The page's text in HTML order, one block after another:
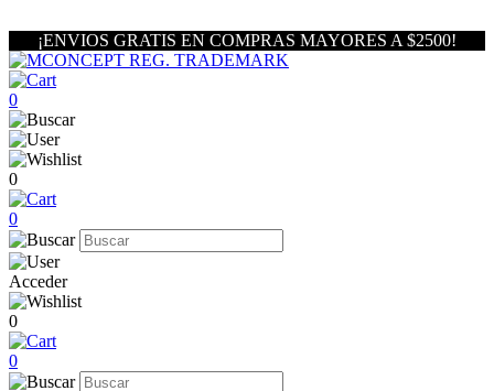
¡ENVIOS GRATIS EN COMPRAS MAYORES A $2500!
0
0
0
Acceder
0
0